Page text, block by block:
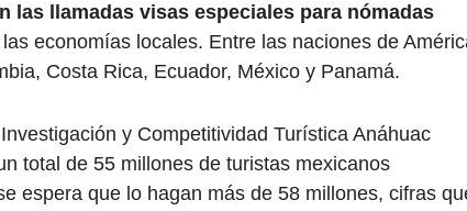
las llamadas visas especiales para nómadas
economías locales. Entre las naciones de
Costa Rica, Ecuador, México y Panamá.
y Competitividad Turística Anáhuac
total de 55 millones de turistas mexicanos
espera que lo hagan más de 58 millones, cifras